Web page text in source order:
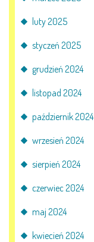
BIP
E-DZIENNIK
REJESTRACJA KONTA
KONTAKT
luty 2025
styczeń 2025
grudzień 2024
listopad 2024
październik 2024
wrzesień 2024
sierpień 2024
czerwiec 2024
maj 2024
kwiecień 2024